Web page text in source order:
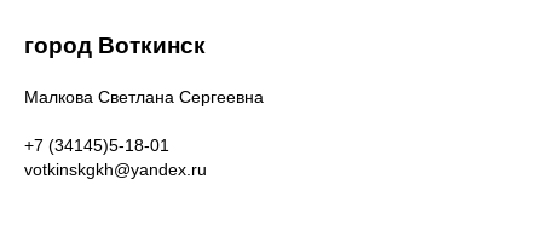
город Воткинск
Малкова Светлана Сергеевна
+7 (34145)5-18-01
votkinskgkh@yandex.ru